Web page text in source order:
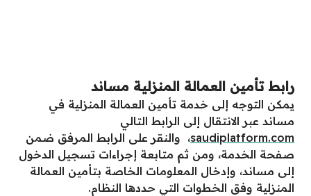
رابط تأمين العمالة المنزلية مساند
يمكن التوجه إلى خدمة تأمين العمالة المنزلية في
مساند عبر الانتقال إلى الرابط التالي
saudiplatform.com، والنقر على الرابط المرفق ضمن
صفحة الخدمة، ومن ثم متابعة إجراءات تسجيل الدخول
إلى مساند، وإدخال المعلومات الخاصة بتأمين العمالة
المنزلية وفق الخطوات التي حددها النظام.